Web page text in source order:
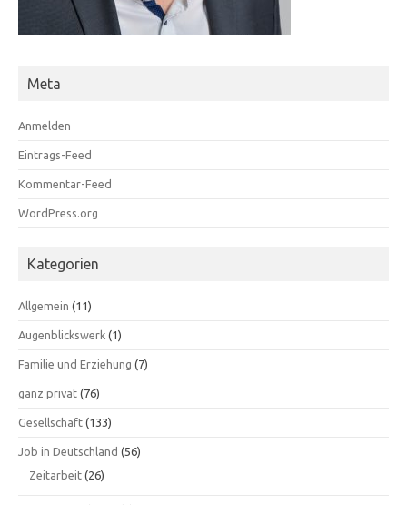
Meta
Anmelden
Eintrags-Feed
Kommentar-Feed
WordPress.org
Kategorien
Allgemein (11)
Augenblickswerk (1)
Familie und Erziehung (7)
ganz privat (76)
Gesellschaft (133)
Job in Deutschland (56)
Zeitarbeit (26)